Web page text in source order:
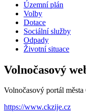
Územní plán
Volby
Dotace
Sociální služby
Odpady
Životní situace
Volnočasový
Volnočasový portál
https://www.ckzije.cz